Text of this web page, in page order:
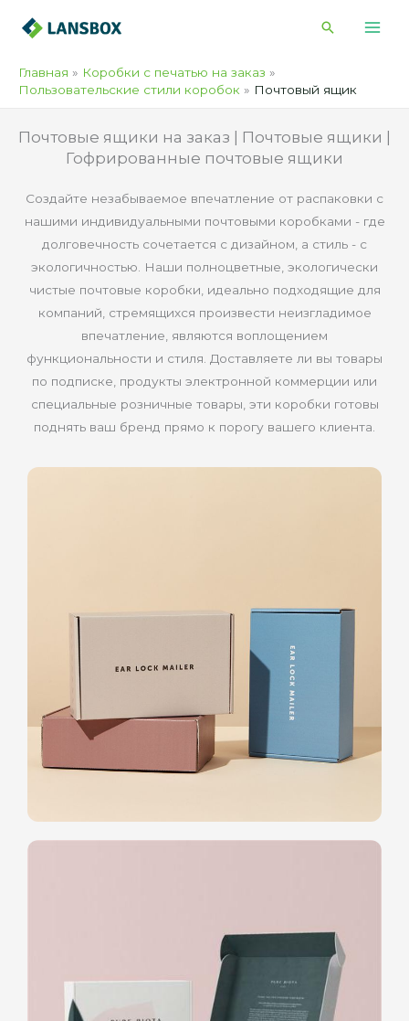
Поиск
Главная
Коробки с печатью на заказ
Пользовательские стили коробок
Почтовый ящик
Почтовые ящики на заказ | Почтовые ящики |
Гофрированные почтовые ящики
Создайте незабываемое впечатление от распаковки с
нашими индивидуальными почтовыми коробками - где
долговечность сочетается с дизайном, а стиль - с
экологичностью. Наши полноцветные, экологически
чистые почтовые коробки, идеально подходящие для
компаний, стремящихся произвести неизгладимое
впечатление, являются воплощением
функциональности и стиля. Доставляете ли вы товары
по подписке, продукты электронной коммерции или
специальные розничные товары, эти коробки готовы
поднять ваш бренд прямо к порогу вашего клиента.